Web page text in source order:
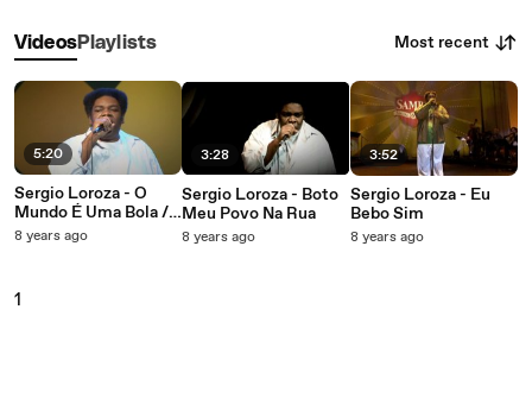
VideosPlaylists Most recent
5:20
Sergio Loroza - O
Mundo É Uma Bola /
O Campeão (Meu
8 years ago
3:28
Sergio Loroza - Boto
Meu Povo Na Rua
8 years ago
3:52
Sergio Loroza - Eu
Bebo Sim
8 years ago
1